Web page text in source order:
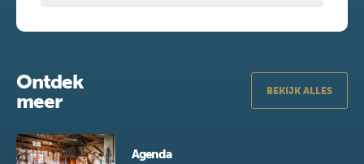
Ontdek
meer
BEKIJK ALLES
Agenda